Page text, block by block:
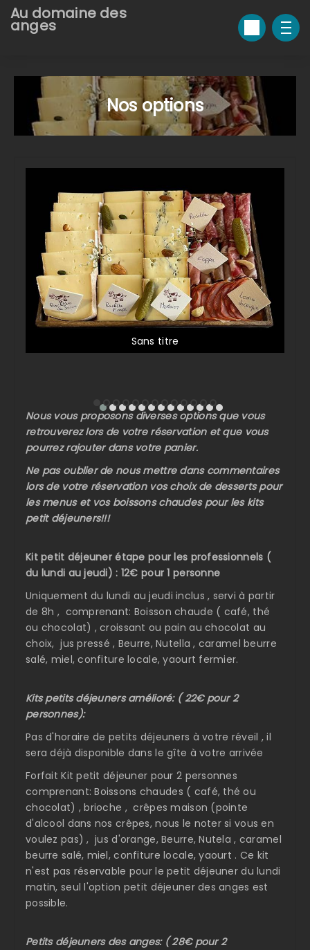
Au domaine des
anges
Nos options
Sans titre
Nous vous proposons diverses options que vous
retrouverez lors de votre réservation et que vous
pourrez rajouter dans votre panier.
Ne pas oublier de nous mettre dans commentaires
lors de votre réservation vos choix de desserts pour
les menus et vos boissons chaudes pour les kits
petit déjeuners!!!
Kit petit déjeuner étape pour les professionnels (
du lundi au jeudi) : 12€ pour 1 personne
Uniquement du lundi au jeudi inclus , servi à partir
de 8h , comprenant: Boisson chaude ( café, thé
ou chocolat) , croissant ou pain au chocolat au
choix, jus pressé , Beurre, Nutella , caramel beurre
salé, miel, confiture locale, yaourt fermier.
Kits petits déjeuners amélioré: ( 22€ pour 2
personnes):
Pas d'horaire de petits déjeuners à votre réveil , il
sera déjà disponible dans le gîte à votre arrivée
Forfait Kit petit déjeuner pour 2 personnes
comprenant: Boissons chaudes ( café, thé ou
chocolat) , brioche , crêpes maison (pointe
d'alcool dans nos crêpes, nous le noter si vous en
voulez pas) , jus d'orange, Beurre, Nutela , caramel
beurre salé, miel, confiture locale, yaourt . Ce kit
n'est pas réservable pour le petit déjeuner du lundi
matin, seul l'option petit déjeuner des anges est
possible.
Petits déjeuners des anges: ( 28€ pour 2